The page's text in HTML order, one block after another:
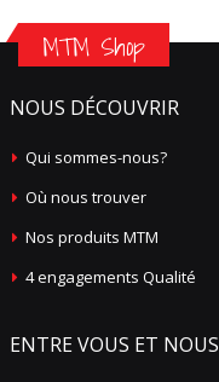
MTM Shop
NOUS DÉCOUVRIR
Qui sommes-nous?
Où nous trouver
Nos produits MTM
4 engagements Qualité
ENTRE VOUS ET NOUS